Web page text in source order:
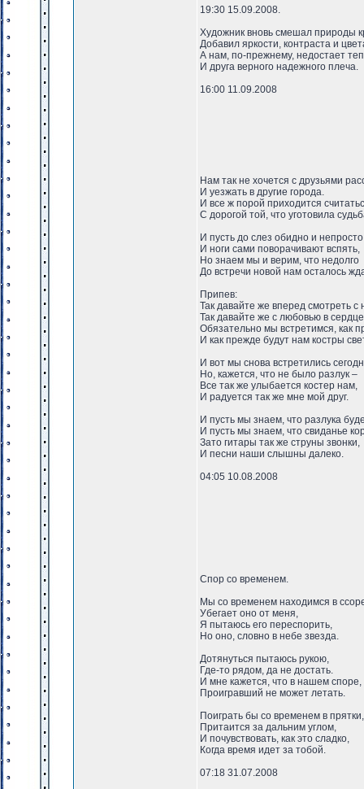
19:30 15.09.2008.
Художник вновь смешал природы
Добавил яркости, контраста и
А нам, по-прежнему, недостает
И друга верного надежного плеча.
16:00 11.09.2008
Нам так не хочется с друзьями
И уезжать в другие города.
И все ж порой приходится
С дорогой той, что уготовила
И пусть до слез обидно и
И ноги сами поворачивают вспять,
Но знаем мы и верим, что недолго
До встречи новой нам осталось
Припев:
Так давайте же вперед смотреть с
Так давайте же с любовью в
Обязательно мы встретимся, как
И как прежде будут нам костры
И вот мы снова встретились
Но, кажется, что не было разлук –
Все так же улыбается костер нам,
И радуется так же мне мой друг.
И пусть мы знаем, что разлука
И пусть мы знаем, что свиданье
Зато гитары так же струны звонки,
И песни наши слышны далеко.
04:05 10.08.2008
Спор со временем.
Мы со временем находимся в
Убегает оно от меня,
Я пытаюсь его переспорить,
Но оно, словно в небе звезда.
Дотянуться пытаюсь рукою,
Где-то рядом, да не достать.
И мне кажется, что в нашем споре,
Проигравший не может летать.
Поиграть бы со временем в прятки,
Притаится за дальним углом,
И почувствовать, как это сладко,
Когда время идет за тобой.
07:18 31.07.2008